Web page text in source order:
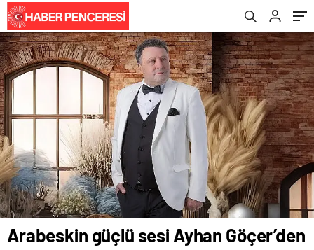
Arabeskin güçlü sesi Ayhan Göçer’den
Enstrümantal Albümü Yayında!